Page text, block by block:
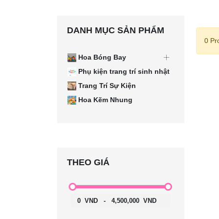
DANH MỤC SẢN PHẨM
Hoa Bóng Bay
Phụ kiện trang trí sinh nhật
Trang Trí Sự Kiện
Hoa Kẽm Nhung
THEO GIÁ
0 VND - 4,500,000 VND
0